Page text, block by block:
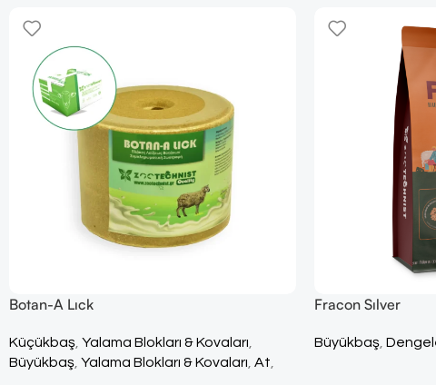
Botan-A Lıck
Küçükbaş Yalama Blokları & Kovaları
Büyükbaş Yalama Blokları & Kovaları At
Fracon Sılver
Büyükbaş